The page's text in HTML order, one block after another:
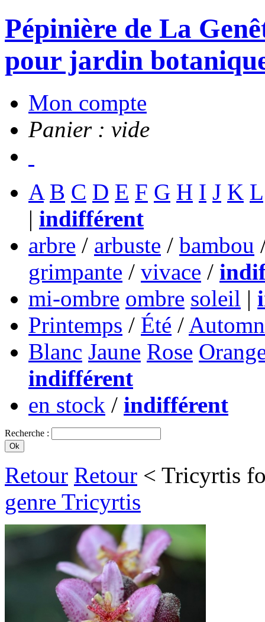
Pépinière de La
pour jardin
Mon compte
Panier : vide
A B C D E F G H I J K L
| indifférent
arbre / arbuste / bambou
grimpante / vivace /
mi-ombre ombre soleil |
Printemps / Été /
Blanc Jaune Rose
indifférent
en stock / indifférent
Recherche :
Retour Retour < Tricyrtis
genre Tricyrtis